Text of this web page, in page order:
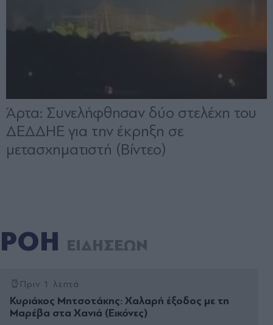
ΡΟΗ ΕΙΔΗΣΕΩΝ
Πριν 1 λεπτά
Κυριάκος Μητσοτάκης: Χαλαρή έξοδος με τη
Μαρέβα στα Χανιά (Εικόνες)